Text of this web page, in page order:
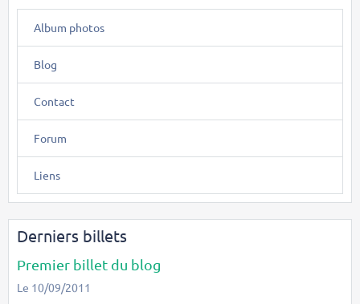
Album photos
Blog
Contact
Forum
Liens
Derniers billets
Premier billet du blog
Le 10/09/2011